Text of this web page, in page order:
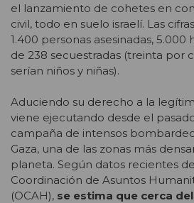
el lanzamiento de cohetes en
civil, todo en suelo israelí. Las
1.400 personas asesinadas,
de 238 secuestradas (treinta por
serían niños y niñas).
Aduciendo su derecho a la
viene ejecutando desde el
campaña de intensos
Gaza, una de las zonas más
planeta. Según datos recientes
Coordinación de Asuntos
(OCAH), se estima que cerca